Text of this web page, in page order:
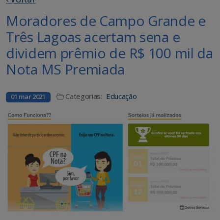
Moradores de Campo Grande e
Três Lagoas acertam sena e
dividem prêmio de R$ 100 mil da
Nota MS Premiada
01 mar 2021 Categorias: Educação